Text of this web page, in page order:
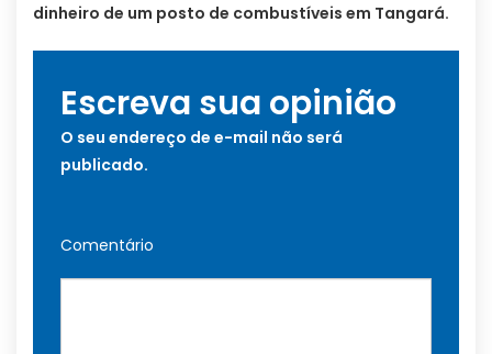
dinheiro de um posto de combustíveis em Tangará.
Escreva sua opinião
O seu endereço de e-mail não será
publicado.
Comentário